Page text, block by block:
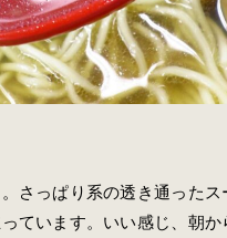
さっぱり系の透き通ったス
ています。いい感じ、朝か